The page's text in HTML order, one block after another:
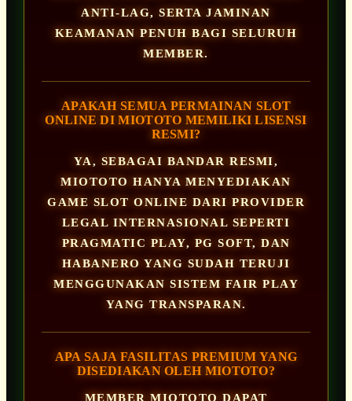
ANTI-LAG, SERTA JAMINAN
KEAMANAN PENUH BAGI SELURUH
MEMBER.
APAKAH SEMUA PERMAINAN SLOT
ONLINE DI MIOTOTO MEMILIKI LISENSI
RESMI?
YA, SEBAGAI BANDAR RESMI,
MIOTOTO HANYA MENYEDIAKAN
GAME SLOT ONLINE DARI PROVIDER
LEGAL INTERNASIONAL SEPERTI
PRAGMATIC PLAY, PG SOFT, DAN
HABANERO YANG SUDAH TERUJI
MENGGUNAKAN SISTEM FAIR PLAY
YANG TRANSPARAN.
APA SAJA FASILITAS PREMIUM YANG
DISEDIAKAN OLEH MIOTOTO?
MEMBER MIOTOTO DAPAT